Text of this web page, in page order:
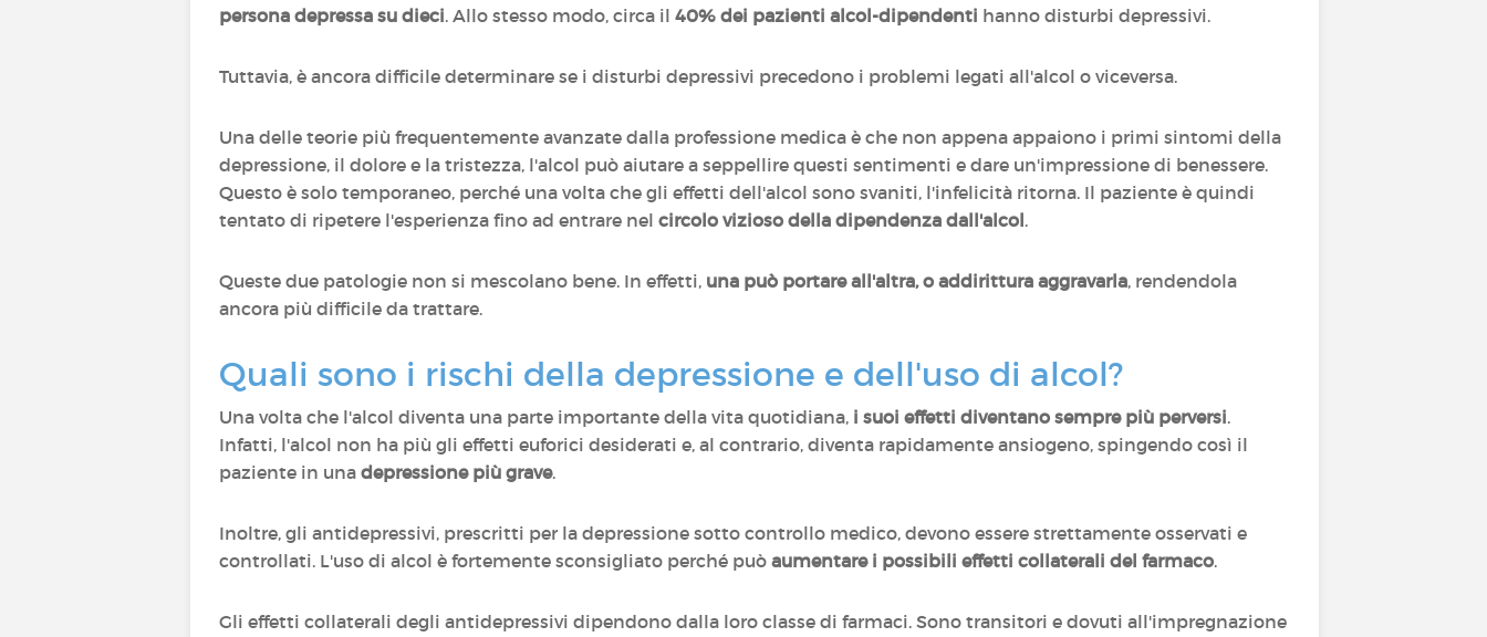
persona depressa su dieci. Allo stesso modo, circa il 40% dei pazienti alcol-dipendenti hanno disturbi depressivi.
Tuttavia, è ancora difficile determinare se i disturbi depressivi precedono i problemi legati all'alcol o viceversa.
Una delle teorie più frequentemente avanzate dalla professione medica è che non appena appaiono i primi sintomi della
depressione, il dolore e la tristezza, l'alcol può aiutare a seppellire questi sentimenti e dare un'impressione di benessere.
Questo è solo temporaneo, perché una volta che gli effetti dell'alcol sono svaniti, l'infelicità ritorna. Il paziente è quindi
tentato di ripetere l'esperienza fino ad entrare nel circolo vizioso della dipendenza dall'alcol.
Queste due patologie non si mescolano bene. In effetti, una può portare all'altra, o addirittura aggravarla, rendendola
ancora più difficile da trattare.
Quali sono i rischi della depressione e dell'uso di alcol?
Una volta che l'alcol diventa una parte importante della vita quotidiana, i suoi effetti diventano sempre più perversi.
Infatti, l'alcol non ha più gli effetti euforici desiderati e, al contrario, diventa rapidamente ansiogeno, spingendo così il
paziente in una depressione più grave.
Inoltre, gli antidepressivi, prescritti per la depressione sotto controllo medico, devono essere strettamente osservati e
controllati. L'uso di alcol è fortemente sconsigliato perché può aumentare i possibili effetti collaterali del farmaco.
Gli effetti collaterali degli antidepressivi dipendono dalla loro classe di farmaci. Sono transitori e dovuti all'impregnazione